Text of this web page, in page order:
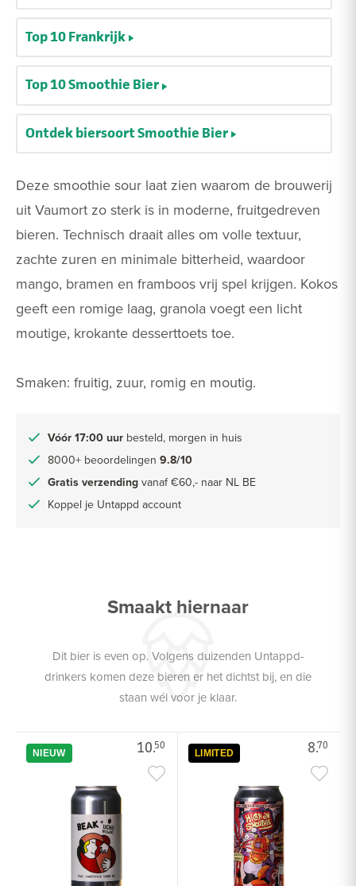
Deze smoothie sour laat zien waarom de brouwerij
uit Vaumort zo sterk is in moderne, fruitgedreven
bieren. Technisch draait alles om volle textuur,
zachte zuren en minimale bitterheid, waardoor
mango, bramen en framboos vrij spel krijgen. Kokos
geeft een romige laag, granola voegt een licht
moutige, krokante desserttoets toe.
Smaken: fruitig, zuur, romig en moutig.
Vóór 17:00 uur besteld, morgen in huis
8000+ beoordelingen 9.8/10
Gratis verzending vanaf €60,- naar NL BE
Koppel je Untappd account
Top 10 Frankrijk
Top 10 Smoothie Bier
Ontdek biersoort Smoothie Bier
Smaakt hiernaar
Dit bier is even op. Volgens duizenden Untappd-
drinkers komen deze bieren er het dichtst bij, en die
staan wél voor je klaar.
10.50
NIEUW 8.70
LIMITED